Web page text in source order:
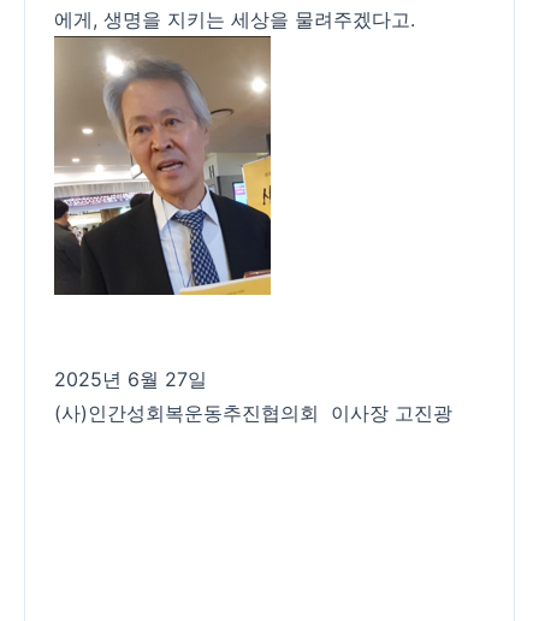
에게, 생명을 지키는 세상을 물려주겠다고.
2025년 6월 27일
(사)인간성회복운동추진협의회 이사장 고진광